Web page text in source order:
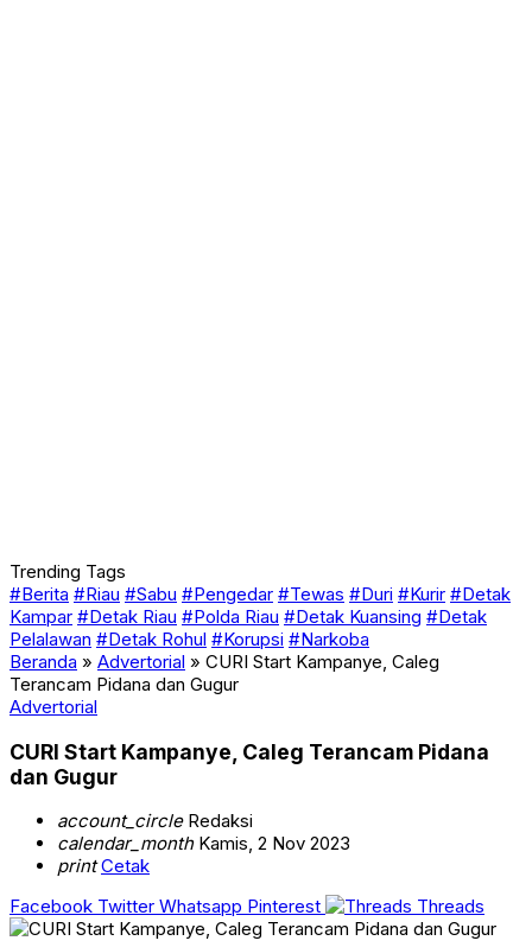
Trending Tags
#Berita #Riau #Sabu #Pengedar #Tewas #Duri #Kurir #Detak
Kampar #Detak Riau #Polda Riau #Detak Kuansing #Detak
Pelalawan #Detak Rohul #Korupsi #Narkoba
Beranda » Advertorial » CURI Start Kampanye, Caleg
Terancam Pidana dan Gugur
Advertorial
CURI Start Kampanye, Caleg Terancam Pidana
dan Gugur
account_circleRedaksi
calendar_monthKamis, 2 Nov 2023
print Cetak
Facebook Twitter Whatsapp Pinterest Threads